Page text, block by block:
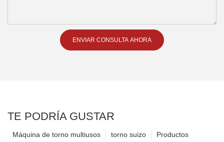
ENVIAR CONSULTA AHORA
TE PODRÍA GUSTAR
Productos
torno suizo
Máquina de torno multiusos